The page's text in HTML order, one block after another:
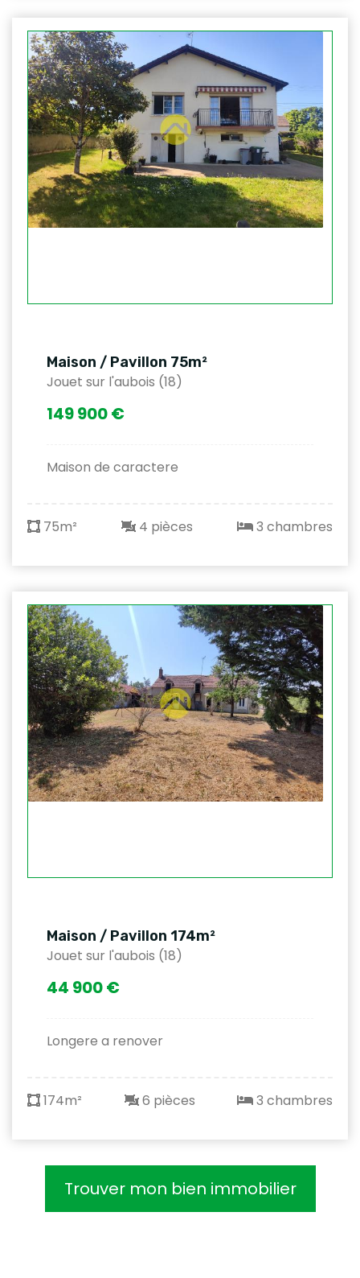
Maison / Pavillon 75m²
Jouet sur l'aubois (18)
149 900 €
Maison de caractere
75m² 4 pièces 3 chambres
Maison / Pavillon 174m²
Jouet sur l'aubois (18)
44 900 €
Longere a renover
174m² 6 pièces 3 chambres
Trouver mon bien immobilier